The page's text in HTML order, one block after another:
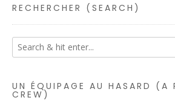
RECHERCHER (SEARCH)
UN ÉQUIPAGE AU HASARD (A
CREW)